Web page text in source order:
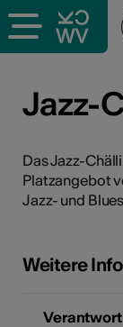
Jazz-
Das Jazz-
Platzangebot
Jazz- und
Weitere